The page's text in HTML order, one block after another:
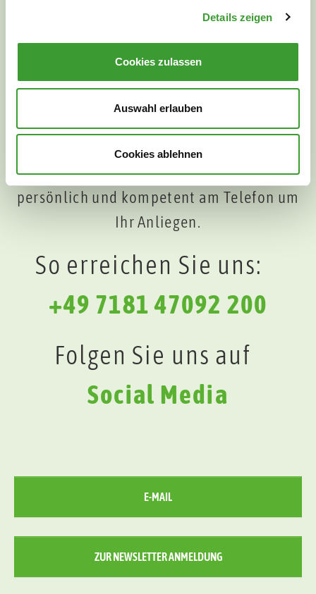
Details zeigen
Cookies zulassen
Auswahl erlauben
Cookies ablehnen
Unsere Mitarbeiterinnen und Mitarbeiter
kümmern sich
persönlich und kompetent am Telefon um
Ihr Anliegen.
So erreichen Sie uns:
+49 7181 47092 200
Folgen Sie uns auf
Social Media
E-MAIL
ZUR NEWSLETTER ANMELDUNG